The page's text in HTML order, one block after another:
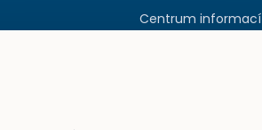
Centrum informací